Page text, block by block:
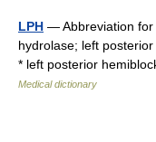
LPH — Abbreviation for
hydrolase; left
* left posterior
Medical dictionary